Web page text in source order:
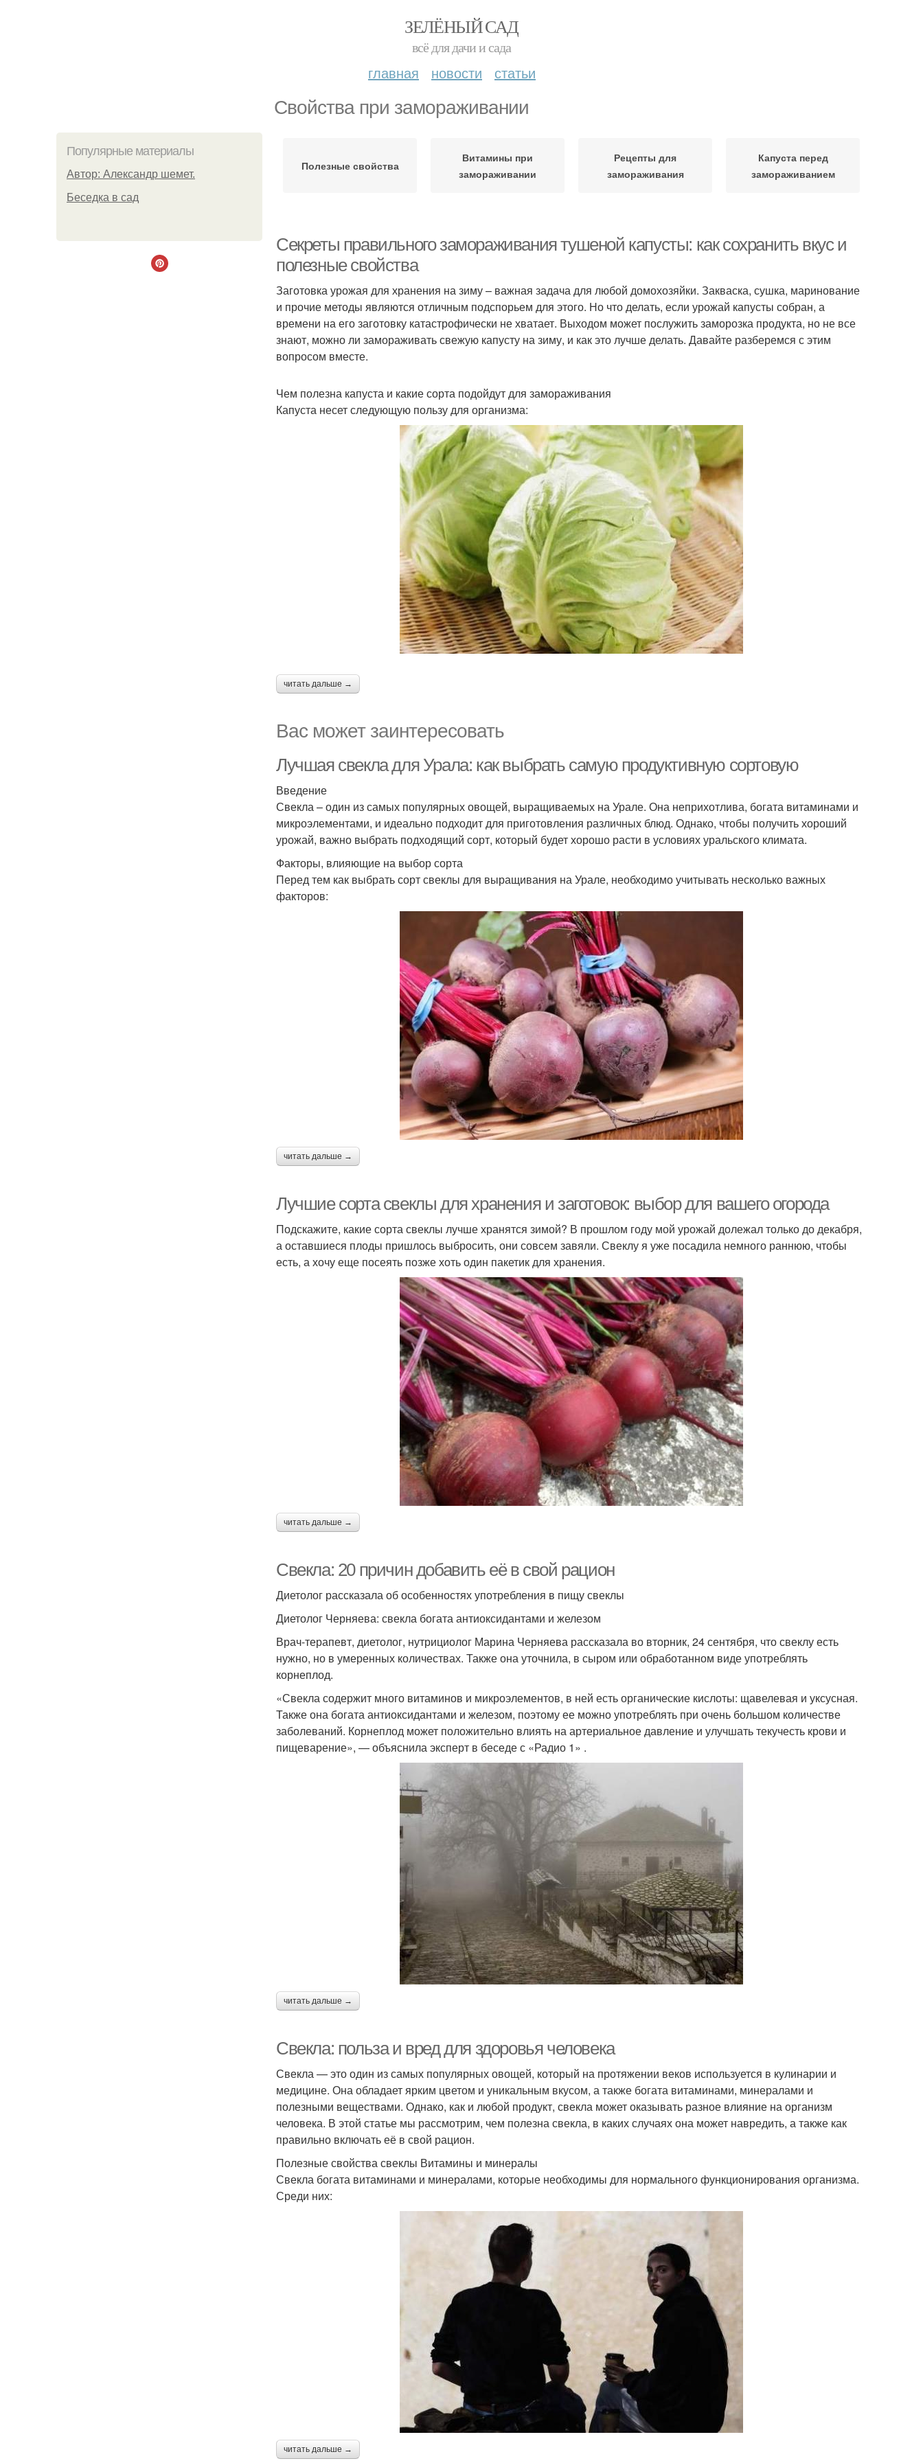
ЗЕЛЁНЫЙ САД
всё для дачи и сада
главная новости статьи
Свойства при замораживании
Популярные материалы
Автор: Александр шемет.
Беседка в сад
Полезные свойства
Витамины при
замораживании
Рецепты для
замораживания
Капуста перед
замораживанием
Секреты правильного замораживания тушеной капусты: как сохранить вкус и
полезные свойства
Заготовка урожая для хранения на зиму – важная задача для любой домохозяйки. Закваска, сушка, маринование
и прочие методы являются отличным подспорьем для этого. Но что делать, если урожай капусты собран, а
времени на его заготовку катастрофически не хватает. Выходом может послужить заморозка продукта, но не все
знают, можно ли замораживать свежую капусту на зиму, и как это лучше делать. Давайте разберемся с этим
вопросом вместе.
Чем полезна капуста и какие сорта подойдут для замораживания
Капуста несет следующую пользу для организма:
читать дальше →
Вас может заинтересовать
Лучшая свекла для Урала: как выбрать самую продуктивную сортовую
Введение
Свекла – один из самых популярных овощей, выращиваемых на Урале. Она неприхотлива, богата витаминами и
микроэлементами, и идеально подходит для приготовления различных блюд. Однако, чтобы получить хороший
урожай, важно выбрать подходящий сорт, который будет хорошо расти в условиях уральского климата.
Факторы, влияющие на выбор сорта
Перед тем как выбрать сорт свеклы для выращивания на Урале, необходимо учитывать несколько важных
факторов:
читать дальше →
Лучшие сорта свеклы для хранения и заготовок: выбор для вашего огорода
Подскажите, какие сорта свеклы лучше хранятся зимой? В прошлом году мой урожай долежал только до декабря,
а оставшиеся плоды пришлось выбросить, они совсем завяли. Свеклу я уже посадила немного раннюю, чтобы
есть, а хочу еще посеять позже хоть один пакетик для хранения.
читать дальше →
Свекла: 20 причин добавить её в свой рацион
Диетолог рассказала об особенностях употребления в пищу свеклы
Диетолог Черняева: свекла богата антиоксидантами и железом
Врач-терапевт, диетолог, нутрициолог Марина Черняева рассказала во вторник, 24 сентября, что свеклу есть
нужно, но в умеренных количествах. Также она уточнила, в сыром или обработанном виде употреблять
корнеплод.
«Свекла содержит много витаминов и микроэлементов, в ней есть органические кислоты: щавелевая и уксусная.
Также она богата антиоксидантами и железом, поэтому ее можно употреблять при очень большом количестве
заболеваний. Корнеплод может положительно влиять на артериальное давление и улучшать текучесть крови и
пищеварение», — объяснила эксперт в беседе с «Радио 1» .
читать дальше →
Свекла: польза и вред для здоровья человека
Свекла — это один из самых популярных овощей, который на протяжении веков используется в кулинарии и
медицине. Она обладает ярким цветом и уникальным вкусом, а также богата витаминами, минералами и
полезными веществами. Однако, как и любой продукт, свекла может оказывать разное влияние на организм
человека. В этой статье мы рассмотрим, чем полезна свекла, в каких случаях она может навредить, а также как
правильно включать её в свой рацион.
Полезные свойства свеклы Витамины и минералы
Свекла богата витаминами и минералами, которые необходимы для нормального функционирования организма.
Среди них:
читать дальше →